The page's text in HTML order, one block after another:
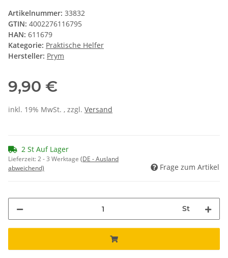
Artikelnummer: 33832
GTIN: 4002276116795
HAN: 611679
Kategorie: Praktische Helfer
Hersteller: Prym
9,90 €
inkl. 19% MwSt. , zzgl. Versand
2 St Auf Lager
Lieferzeit:2 - 3 Werktage (DE - Ausland
abweichend)
Frage zum Artikel
St